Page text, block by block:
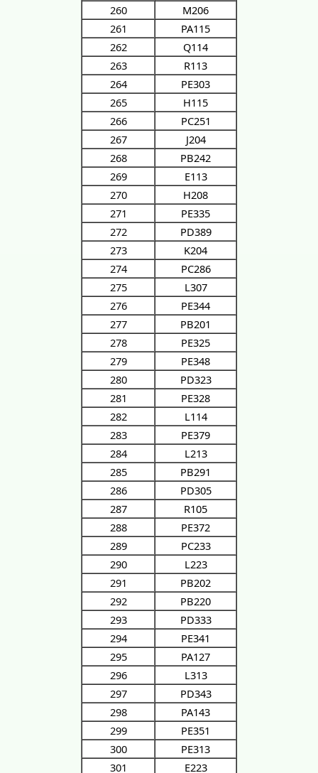
260
M206
261
PA115
262
Q114
263
R113
264
PE303
265
H115
266
PC251
267
J204
268
PB242
269
E113
270
H208
271
PE335
272
PD389
273
K204
274
PC286
275
L307
276
PE344
277
PB201
278
PE325
279
PE348
280
PD323
281
PE328
282
L114
283
PE379
284
L213
285
PB291
286
PD305
287
R105
288
PE372
289
PC233
290
L223
291
PB202
292
PB220
293
PD333
294
PE341
295
PA127
296
L313
297
PD343
298
PA143
299
PE351
300
PE313
301
E223